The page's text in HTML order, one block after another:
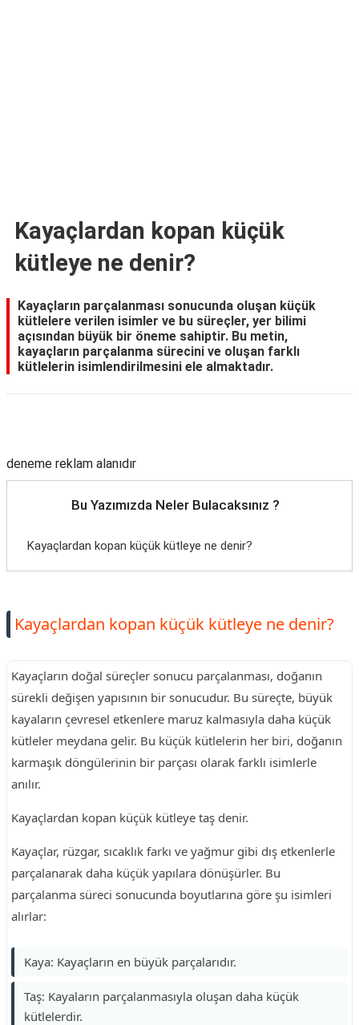
Kayaçlardan kopan küçük
kütleye ne denir?
Kayaçların parçalanması sonucunda oluşan küçük
kütlelere verilen isimler ve bu süreçler, yer bilimi
açısından büyük bir öneme sahiptir. Bu metin,
kayaçların parçalanma sürecini ve oluşan farklı
kütlelerin isimlendirilmesini ele almaktadır.
deneme reklam alanıdır
Bu Yazımızda Neler Bulacaksınız ?
Kayaçlardan kopan küçük kütleye ne denir?
Kayaçlardan kopan küçük kütleye ne denir?
Kayaçların doğal süreçler sonucu parçalanması, doğanın
sürekli değişen yapısının bir sonucudur. Bu süreçte, büyük
kayaların çevresel etkenlere maruz kalmasıyla daha küçük
kütleler meydana gelir. Bu küçük kütlelerin her biri, doğanın
karmaşık döngülerinin bir parçası olarak farklı isimlerle
anılır.
Kayaçlardan kopan küçük kütleye taş denir.
Kayaçlar, rüzgar, sıcaklık farkı ve yağmur gibi dış etkenlerle
parçalanarak daha küçük yapılara dönüşürler. Bu
parçalanma süreci sonucunda boyutlarına göre şu isimleri
alırlar:
Kaya: Kayaçların en büyük parçalarıdır.
Taş: Kayaların parçalanmasıyla oluşan daha küçük
kütlelerdir.